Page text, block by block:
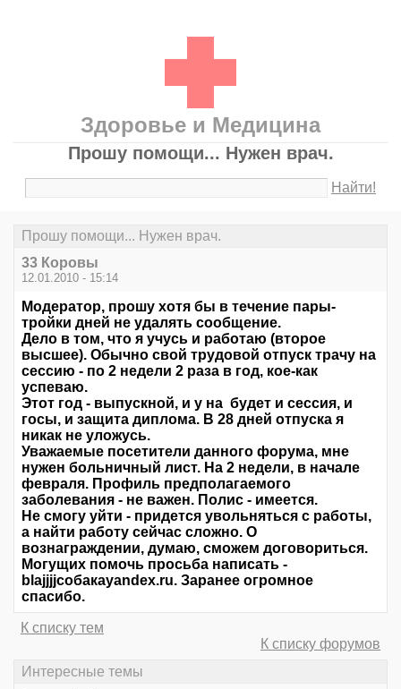
Здоровье и Медицина
Прошу помощи... Нужен врач.
Найти!
Прошу помощи... Нужен врач.
33 Коровы
12.01.2010 - 15:14
Модератор, прошу хотя бы в течение пары-
тройки дней не удалять сообщение.
Дело в том, что я учусь и работаю (второе
высшее). Обычно свой трудовой отпуск трачу на
сессию - по 2 недели 2 раза в год, кое-как
успеваю.
Этот год - выпускной, и у на будет и сессия, и
госы, и защита диплома. В 28 дней отпуска я
никак не уложусь.
Уважаемые посетители данного форума, мне
нужен больничный лист. На 2 недели, в начале
февраля. Профиль предполагаемого
заболевания - не важен. Полис - имеется.
Не смогу уйти - придется увольняться с работы,
а найти работу сейчас сложно. О
вознаграждении, думаю, сможем договориться.
Могущих помочь просьба написать -
blajjjjсобакаyandex.ru. Заранее огромное
спасибо.
К списку тем
К списку форумов
Интересные темы